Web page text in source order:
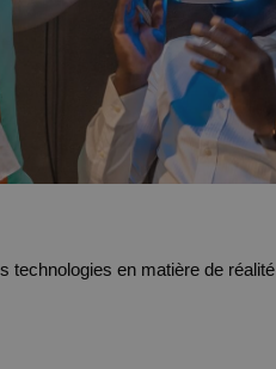
technologies en matière de réalité